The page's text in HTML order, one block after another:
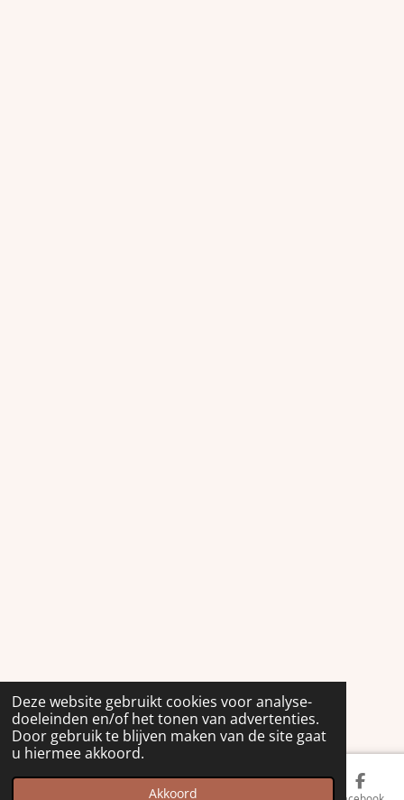
Deze website gebruikt cookies voor analyse-
doeleinden en/of het tonen van advertenties.
Door gebruik te blijven maken van de site gaat
u hiermee akkoord.
Akkoord